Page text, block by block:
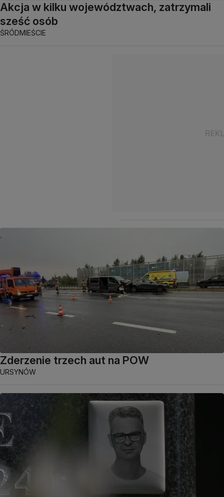
Akcja w kilku województwach, zatrzymali
sześć osób
ŚRÓDMIEŚCIE
Zderzenie trzech aut na POW
URSYNÓW